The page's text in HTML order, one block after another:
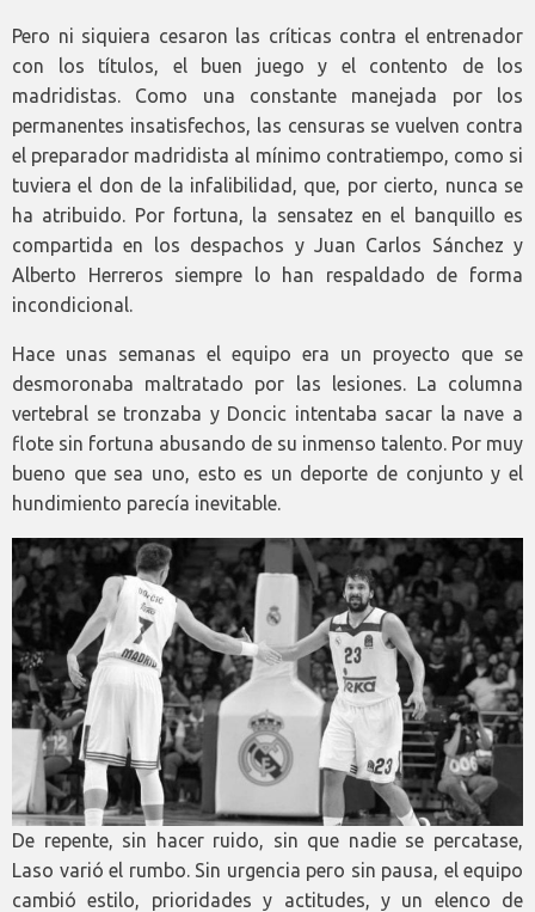
Pero ni siquiera cesaron las críticas contra el entrenador
con los títulos, el buen juego y el contento de los
madridistas. Como una constante manejada por los
permanentes insatisfechos, las censuras se vuelven contra
el preparador madridista al mínimo contratiempo, como si
tuviera el don de la infalibilidad, que, por cierto, nunca se
ha atribuido. Por fortuna, la sensatez en el banquillo es
compartida en los despachos y Juan Carlos Sánchez y
Alberto Herreros siempre lo han respaldado de forma
incondicional.
Hace unas semanas el equipo era un proyecto que se
desmoronaba maltratado por las lesiones. La columna
vertebral se tronzaba y Doncic intentaba sacar la nave a
flote sin fortuna abusando de su inmenso talento. Por muy
bueno que sea uno, esto es un deporte de conjunto y el
hundimiento parecía inevitable.
De repente, sin hacer ruido, sin que nadie se percatase,
Laso varió el rumbo. Sin urgencia pero sin pausa, el equipo
cambió estilo, prioridades y actitudes, y un elenco de